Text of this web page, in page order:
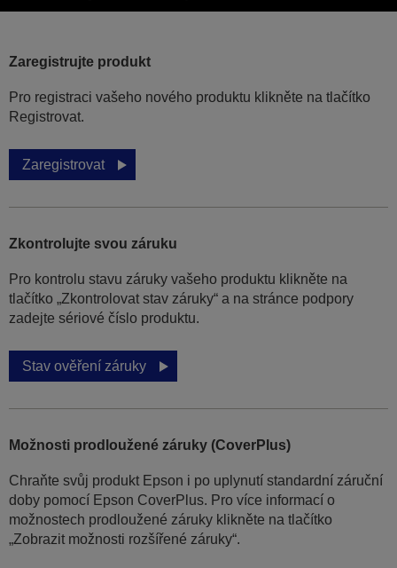
Zaregistrujte produkt
Pro registraci vašeho nového produktu klikněte na tlačítko
Registrovat.
Zaregistrovat
Zkontrolujte svou záruku
Pro kontrolu stavu záruky vašeho produktu klikněte na
tlačítko „Zkontrolovat stav záruky“ a na stránce podpory
zadejte sériové číslo produktu.
Stav ověření záruky
Možnosti prodloužené záruky (CoverPlus)
Chraňte svůj produkt Epson i po uplynutí standardní záruční
doby pomocí Epson CoverPlus. Pro více informací o
možnostech prodloužené záruky klikněte na tlačítko
„Zobrazit možnosti rozšířené záruky“.